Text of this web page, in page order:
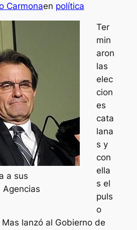
Carmonaen política
a sus
Agencias
Ter
min
aron
las
elec
cion
es
cata
lana
s y
con
ella
s el
puls
o
lanzó al Gobierno de